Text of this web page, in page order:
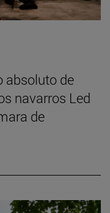
absoluto de
navarros Led
de